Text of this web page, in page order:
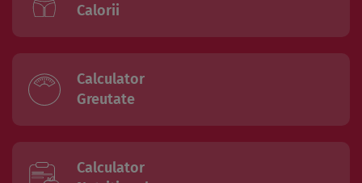
Calorii
Calculator
Greutate
Calculator